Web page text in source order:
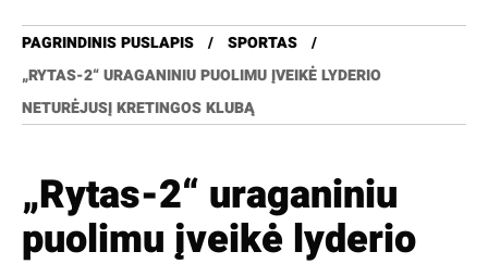
PAGRINDINIS PUSLAPIS
SPORTAS
„RYTAS-2“ URAGANINIU PUOLIMU ĮVEIKĖ LYDERIO
NETURĖJUSĮ KRETINGOS KLUBĄ
„Rytas-2“ uraganiniu
puolimu įveikė lyderio